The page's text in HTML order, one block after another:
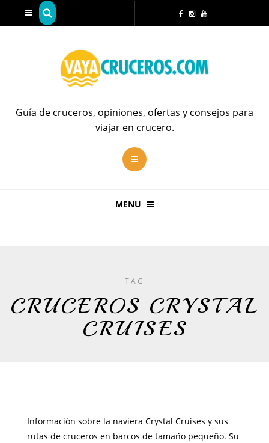
Guía de cruceros, opiniones, ofertas y consejos para
viajar en crucero.
MENU
TAG
CRUCEROS CRYSTAL
CRUISES
Información sobre la naviera Crystal Cruises y sus
rutas de cruceros en barcos de tamaño pequeño. Su